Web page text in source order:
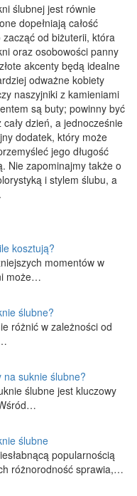
ślubnej jest równie
dopełniają całość
od biżuterii, która
oraz osobowości panny
akcenty będą idealne
odważne kobiety
naszyjniki z kamieniami
są buty; powinny być
dzień, a jednocześnie
dodatek, który może
jego długość
Nie zapominajmy także o
i stylem ślubu, a
kosztują?
momentów w
może…
ślubne?
różnić w zależności od
na suknie ślubne?
ślubne jest kluczowy
ślubne
popularnością
różnorodność sprawia,…